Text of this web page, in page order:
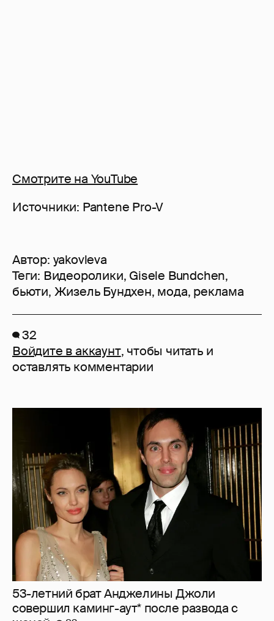
Смотрите на YouTube
Источники: Pantene Pro-V
Автор: yakovleva
Теги: Видеоролики, Gisele Bundchen,
бьюти, Жизель Бундхен, мода, реклама
32
Войдите в аккаунт, чтобы читать и
оставлять комментарии
53-летний брат Анджелины Джоли
совершил каминг-аут* после развода с